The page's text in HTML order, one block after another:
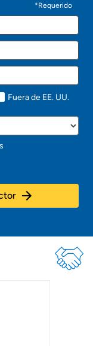
*Requerido
Fuera de EE. UU.